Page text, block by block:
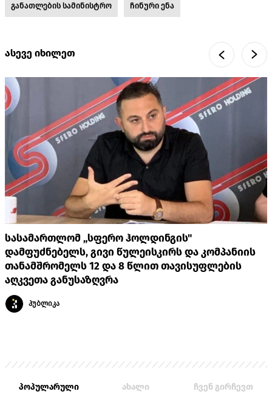
განათლების სამინისტრო ჩინური ენა
ასევე იხილეთ
სასამართლომ „სფერო ჰოლდინგის"
დამფუძნებელს, გივი წულეისკირს და კომპანიის
თანამშრომელს 12 და 8 წლით თავისუფლების
აღკვეთა განუსაზღვრა
პუბლიკა
პოპულარული ახალი ჩვენ გირჩევთ